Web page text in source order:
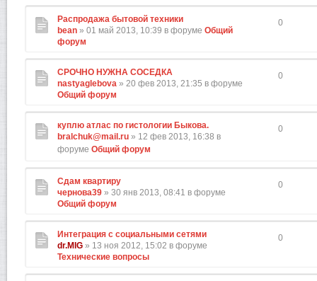
Распродажа бытовой техники
bean » 01 май 2013, 10:39 в форуме Общий
форум
0
СРОЧНО НУЖНА СОСЕДКА
nastyaglebova » 20 фев 2013, 21:35 в форуме
Общий форум
0
куплю атлас по гистологии Быкова.
bralchuk@mail.ru » 12 фев 2013, 16:38 в
форуме Общий форум
0
Сдам квартиру
чернова39 » 30 янв 2013, 08:41 в форуме
Общий форум
0
Интеграция с социальными сетями
dr.MIG » 13 ноя 2012, 15:02 в форуме
Технические вопросы
0